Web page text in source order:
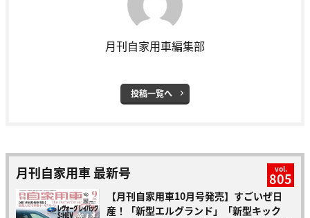
月刊自家用車編集部
投稿一覧へ
月刊自家用車 最新号 vol.
805
【月刊自家用車10月号発売】すごいぜ日
産！「新型エルグランド」「新型キック